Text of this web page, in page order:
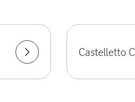
Castelletto